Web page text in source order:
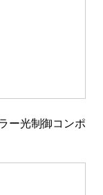
ー光制御コンポ